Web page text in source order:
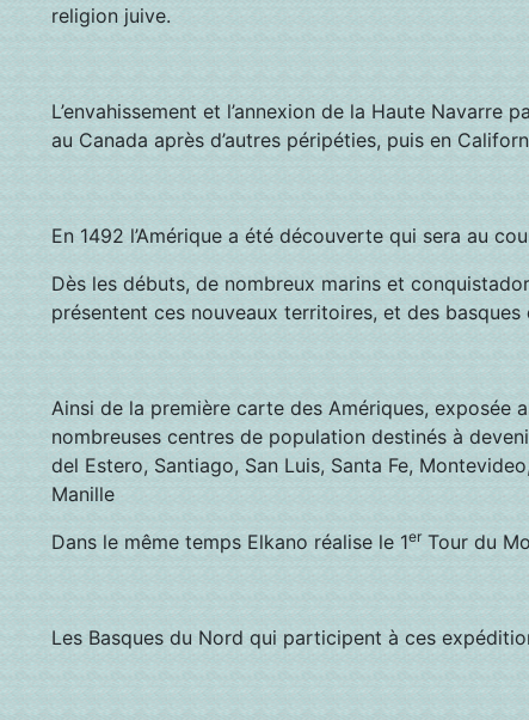
religion juive.
L’envahissement et l’annexion de la Haute
au Canada après d’autres péripéties, puis en
En 1492 l’Amérique a été découverte qui sera au
Dès les débuts, de nombreux marins et
présentent ces nouveaux territoires, et des
Ainsi de la première carte des Amériques, exposée
nombreuses centres de population destinés à
del Estero, Santiago, San Luis, Santa Fe,
Manille
Dans le même temps Elkano réalise le 1erTour du
Les Basques du Nord qui participent à ces